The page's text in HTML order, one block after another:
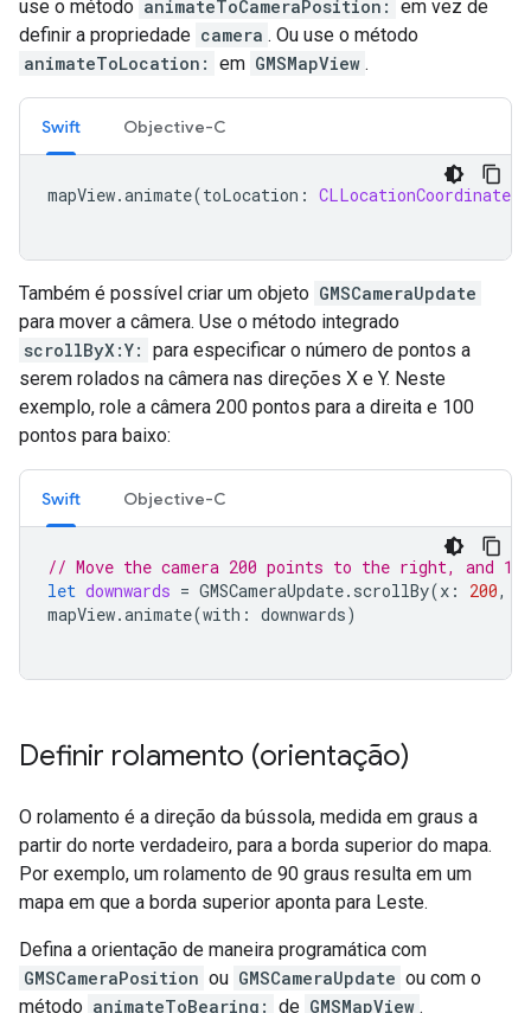
use o método animateToCameraPosition: em vez de
definir a propriedade camera . Ou use o método
animateToLocation: em GMSMapView .
Swift Objective-C
mapView.animate(toLocation : CLLocationCoordinate2D
Também é possível criar um objeto GMSCameraUpdate
para mover a câmera. Use o método integrado
scrollByX:Y: para especificar o número de pontos a
serem rolados na câmera nas direções X e Y. Neste
exemplo, role a câmera 200 pontos para a direita e 100
pontos para baixo:
Swift Objective-C
// Move the camera 200 points to the right, and 100
let downwards = GMSCameraUpdate. scrollBy(x : 200,
mapView.animate(with : downwards)
Definir rolamento (orientação)
O rolamento é a direção da bússola, medida em graus a
partir do norte verdadeiro, para a borda superior do mapa.
Por exemplo, um rolamento de 90 graus resulta em um
mapa em que a borda superior aponta para Leste.
Defina a orientação de maneira programática com
GMSCameraPosition ou GMSCameraUpdate ou com o
método animateToBearing: de GMSMapView .